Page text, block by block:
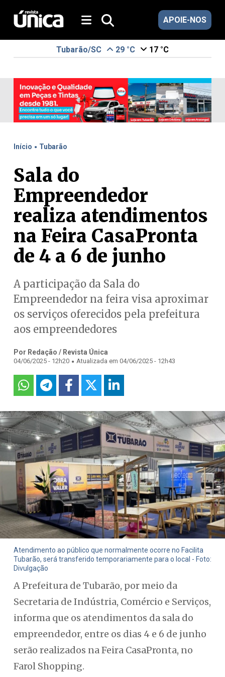
APOIE-NOS
Tubarão/SC 29 °C 17 °C
Início . Tubarão
Sala do
Empreendedor
realiza atendimentos
na Feira CasaPronta
de 4 a 6 de junho
A participação da Sala do
Empreendedor na feira visa aproximar
os serviços oferecidos pela prefeitura
aos empreendedores
Por Redação / Revista Única
04/06/2025 - 12h20 . Atualizada em 04/06/2025 - 12h43
Atendimento ao público que normalmente ocorre no Facilita
Tubarão, será transferido temporariamente para o local - Foto:
Divulgação
A Prefeitura de Tubarão, por meio da
Secretaria de Indústria, Comércio e Serviços,
informa que os atendimentos da sala do
empreendedor, entre os dias 4 e 6 de junho
serão realizados na Feira CasaPronta, no
Farol Shopping.